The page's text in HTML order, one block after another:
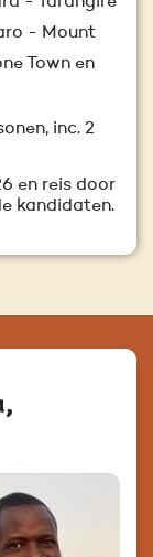
- Mount
Town en
inc. 2
en reis door
kandidaten.